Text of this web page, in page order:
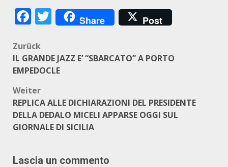
Facebook
Twitter
Share Post
Beitragsnavigation
Zurück
IL GRANDE JAZZ E’ “SBARCATO” A PORTO
EMPEDOCLE
Weiter
REPLICA ALLE DICHIARAZIONI DEL PRESIDENTE
DELLA DEDALO MICELI APPARSE OGGI SUL
GIORNALE DI SICILIA
Lascia un commento